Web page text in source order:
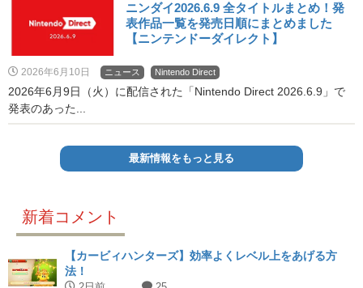
ニンダイ2026.6.9 全タイトルまとめ！発
表作品一覧を発売日順にまとめました
【ニンテンドーダイレクト】
2026年6月10日 ニュース Nintendo Direct
2026年6月9日（火）に配信された「Nintendo Direct 2026.6.9」で
発表のあった...
最新情報をもっと見る
新着コメント
【カービィハンターズ】効率よくレベル上をあげる方
法！